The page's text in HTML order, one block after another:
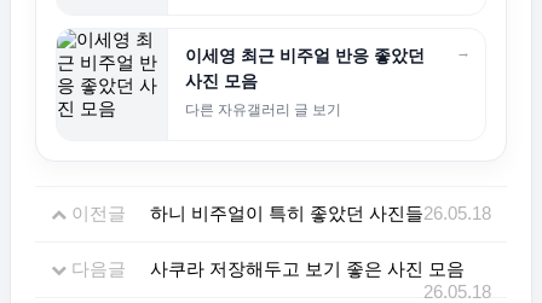
이세영 최근 비주얼 반응 좋았던
사진 모음
다른 자유갤러리 글 보기
→
이전글 하니 비주얼이 특히 좋았던 사진들26.05.18
다음글
사쿠라 저장해두고 보기 좋은 사진 모음
26.05.18